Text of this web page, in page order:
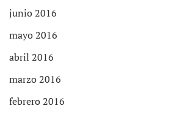
junio 2016
mayo 2016
abril 2016
marzo 2016
febrero 2016